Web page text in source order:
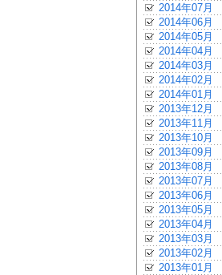
2014年07月
2014年06月
2014年05月
2014年04月
2014年03月
2014年02月
2014年01月
2013年12月
2013年11月
2013年10月
2013年09月
2013年08月
2013年07月
2013年06月
2013年05月
2013年04月
2013年03月
2013年02月
2013年01月